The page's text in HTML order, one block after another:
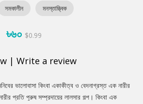
সমকালীন মনস্তাত্ত্বিক
৳৬০ $0.99
| Write a review
ভালোবাসা কিংবা একাকীত্ব ও বেদনাগ্রস্ত এক নারীর
প্রতি পুরুষ সম্প্রদায়ের লালসার গল্প। কিংবা এক